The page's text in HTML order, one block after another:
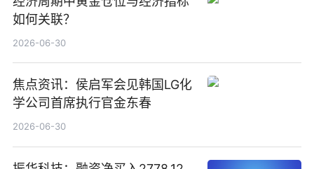
如何关联？
2026-06-30
焦点资讯：侯启军会见韩国LG化
学公司首席执行官金东春
2026-06-30